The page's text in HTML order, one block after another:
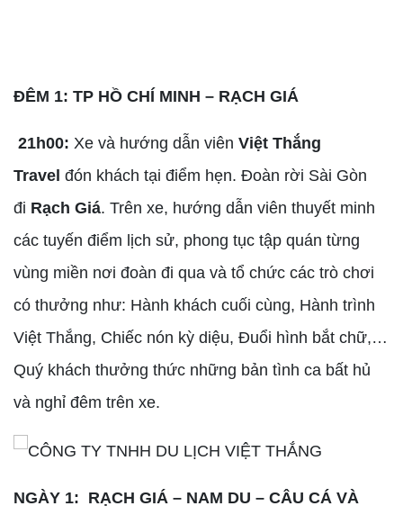
ĐÊM 1: TP HỒ CHÍ MINH – RẠCH GIÁ
21h00: Xe và hướng dẫn viên Việt Thắng
Travel đón khách tại điểm hẹn. Đoàn rời Sài Gòn
đi Rạch Giá. Trên xe, hướng dẫn viên thuyết minh
các tuyến điểm lịch sử, phong tục tập quán từng
vùng miền nơi đoàn đi qua và tổ chức các trò chơi
có thưởng như: Hành khách cuối cùng, Hành trình
Việt Thắng, Chiếc nón kỳ diệu, Đuổi hình bắt chữ,…
Quý khách thưởng thức những bản tình ca bất hủ
và nghỉ đêm trên xe.
NGÀY 1: RẠCH GIÁ – NAM DU – CÂU CÁ VÀ